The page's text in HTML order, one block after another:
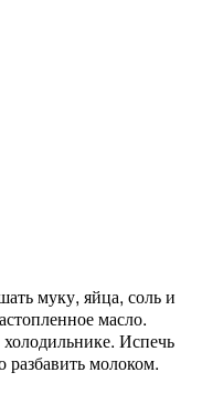
муку, яйца, соль и
масло.
холодильнике. Испечь
молоком.